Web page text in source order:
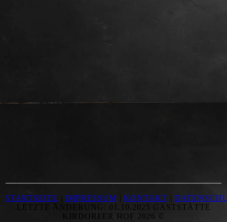
STARTSEITE |IMPRESSUM |KONTAKT |
LETZTE ÄNDERUNG: 01.10.2025 GASTSTÄTTE
KIRDORFER HOF 2026 ©